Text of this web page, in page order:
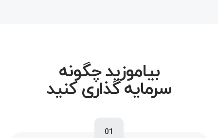
بیاموزید چگونه
سرمایه گذاری کنید
01